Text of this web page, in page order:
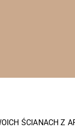
ŚCIANACH Z